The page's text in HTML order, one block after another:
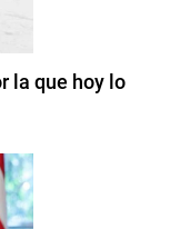
la que hoy lo